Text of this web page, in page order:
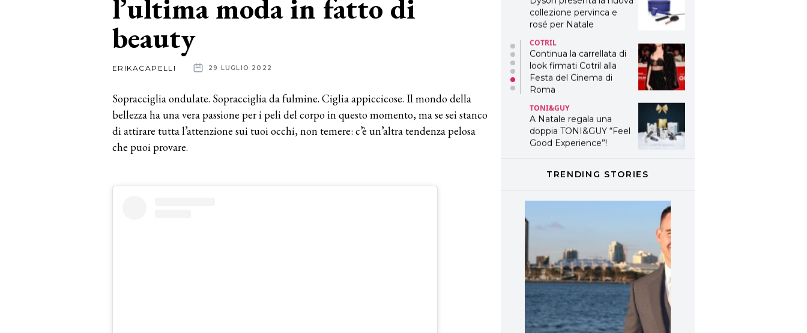
l’ultima moda in fatto di
beauty
ERIKACAPELLI 29 LUGLIO 2022
Sopracciglia ondulate. Sopracciglia da fulmine. Ciglia appiccicose. Il mondo della
bellezza ha una vera passione per i peli del corpo in questo momento, ma se sei stanco
di attirare tutta l’attenzione sui tuoi occhi, non temere: c’è un’altra tendenza pelosa
che puoi provare.
collezione pervinca e
rosé per Natale
COTRIL
Continua la carrellata di
look firmati Cotril alla
Festa del Cinema di
Roma
TONI&GUY
A Natale regala una
doppia TONI&GUY “Feel
Good Experience”!
LABEL.M lancia la sua
DAVINES
cofanetti beauty preziosi
per un regalo adatto ad
ogni capello
TRENDING STORIES